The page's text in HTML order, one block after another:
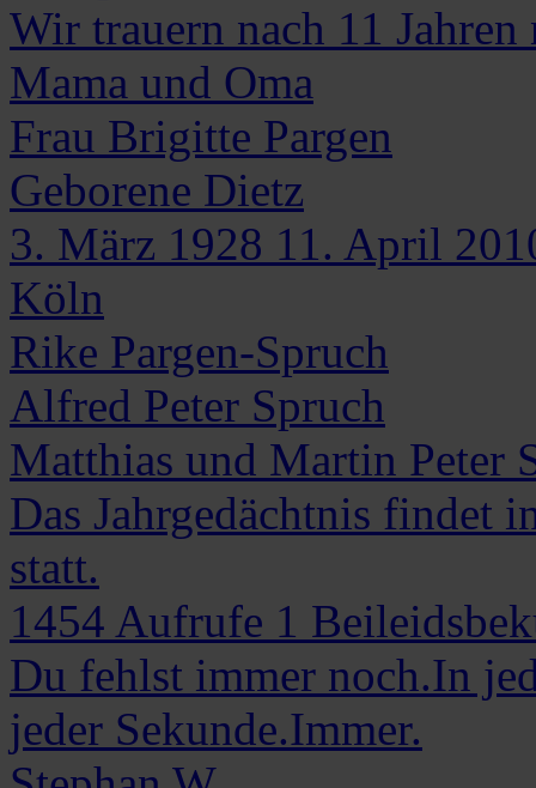
Wir trauern nach 11
Mama und Oma
Frau Brigitte Pargen
Geborene Dietz
3. März 1928 11. April
Köln
Rike Pargen-Spruch
Alfred Peter Spruch
Matthias und Martin Peter
Das Jahrgedächtnis findet
statt.
1454 Aufrufe 1
Du fehlst immer noch.In
jeder Sekunde.Immer.